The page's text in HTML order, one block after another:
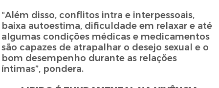
“Além disso, conflitos intra e interpessoais,
baixa autoestima, dificuldade em relaxar e até
algumas condições médicas e medicamentos
são capazes de atrapalhar o desejo sexual e o
bom desempenho durante as relações
íntimas”, pondera.